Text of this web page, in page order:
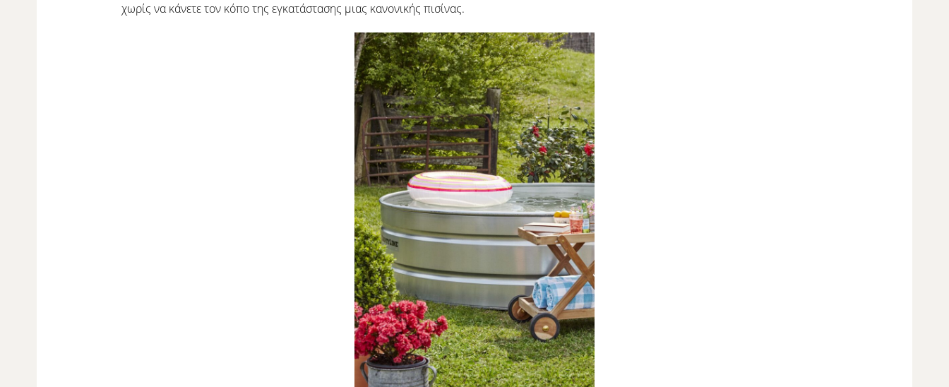
χωρίς να κάνετε τον κόπο της εγκατάστασης μιας κανονικής πισίνας.